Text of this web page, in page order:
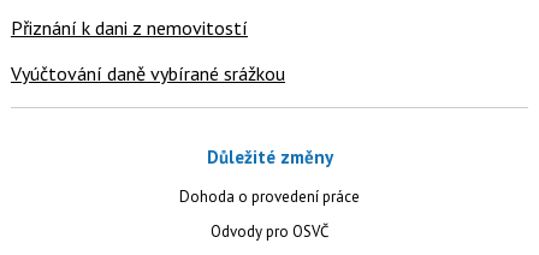
Přiznání k dani z nemovitostí
Vyúčtování daně vybírané srážkou
Důležité změny
Dohoda o provedení práce
Odvody pro OSVČ